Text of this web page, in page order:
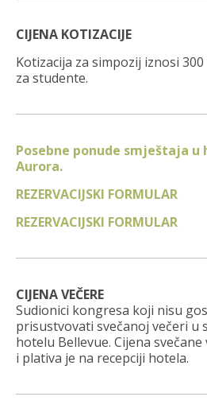
CIJENA KOTIZACIJE
Kotizacija za simpozij iznosi
za studente.
Posebne ponude smještaja
Aurora.
REZERVACIJSKI FORMULAR
REZERVACIJSKI FORMULAR
CIJENA VEČERE
Sudionici kongresa koji nisu
prisustvovati svečanoj večeri u
hotelu Bellevue. Cijena
i plativa je na recepciji hotela.